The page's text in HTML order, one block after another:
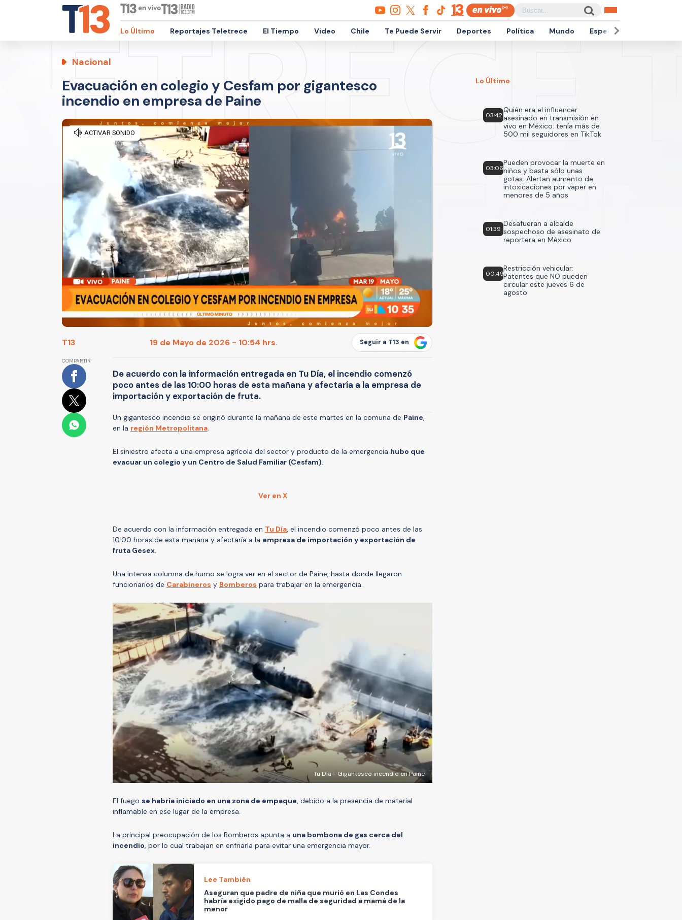
Lo Último Reportajes Teletrece El Tiempo Video Chile Te Puede Servir Deportes Política Mundo Espectáculos
Nacional
Evacuación en colegio y Cesfam por gigantesco
incendio en empresa de Paine
T13 19 de Mayo de 2026 - 10:54 hrs. Seguir a T13 en
COMPARTIR
De acuerdo con la información entregada en Tu Día, el incendio comenzó
poco antes de las 10:00 horas de esta mañana y afectaría a la empresa de
importación y exportación de fruta.
Un gigantesco incendio se originó durante la mañana de este martes en la comuna de Paine,
en la región Metropolitana.
El siniestro afecta a una empresa agrícola del sector y producto de la emergencia hubo que
evacuar un colegio y un Centro de Salud Familiar (Cesfam).
Ver en X
De acuerdo con la información entregada en Tu Día, el incendio comenzó poco antes de las
10:00 horas de esta mañana y afectaría a la empresa de importación y exportación de
fruta Gesex.
Una intensa columna de humo se logra ver en el sector de Paine, hasta donde llegaron
funcionarios de Carabineros y Bomberos para trabajar en la emergencia.
Tu Día - Gigantesco incendio en Paine
El fuego se habría iniciado en una zona de empaque, debido a la presencia de material
inflamable en ese lugar de la empresa.
La principal preocupación de los Bomberos apunta a una bombona de gas cerca del
incendio, por lo cual trabajan en enfriarla para evitar una emergencia mayor.
Lee También
Aseguran que padre de niña que murió en Las Condes
habría exigido pago de malla de seguridad a mamá de la
menor
Lo Último
03:42
Quién era el influencer
asesinado en transmisión en
vivo en México: tenía más de
500 mil seguidores en TikTok
03:06
Pueden provocar la muerte en
niños y basta sólo unas
gotas: Alertan aumento de
intoxicaciones por vaper en
menores de 5 años
01:39
Desafueran a alcalde
sospechoso de asesinato de
reportera en México
00:49
Restricción vehicular:
Patentes que NO pueden
circular este jueves 6 de
agosto